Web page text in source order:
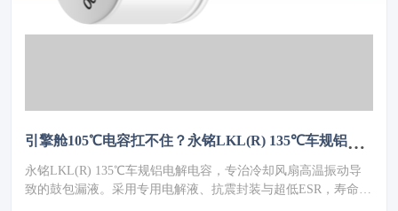
引擎舱105℃电容扛不住？永铭LKL(R) 135℃车规铝电解电容，破解冷却风扇高温振动失效难题
永铭LKL(R) 135℃车规铝电解电容，专治冷却风扇高温振动导
致的鼓包漏液。采用专用电解液、抗震封装与超低ESR，寿命超